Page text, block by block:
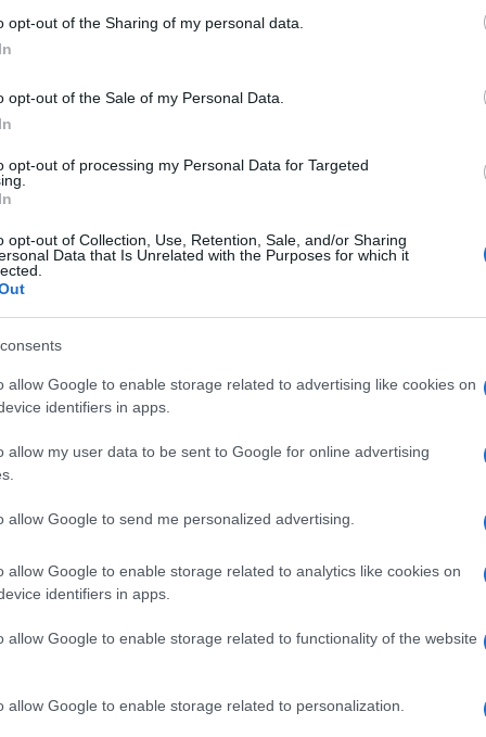
opt-out of the Sharing of my personal data.
opt-out of the Sale of my Personal Data.
opt-out of processing my Personal Data for Targeted
opt-out of Collection, Use, Retention, Sale, and/or Sharing
Data that Is Unrelated with the Purposes for which it
allow Google to enable storage related to advertising like cookies on
identifiers in apps.
allow my user data to be sent to Google for online advertising
allow Google to send me personalized advertising.
allow Google to enable storage related to analytics like cookies on
identifiers in apps.
allow Google to enable storage related to functionality of the website
allow Google to enable storage related to personalization.
πυραύλων
ότι η έκκληση αυτή αποτελεί την
«αδελφικών σχέσεων» με τη Βαγδάτη.
ανοχή απέναντι στις πολιτοφυλακές που
ως εφαλτήριο για την εξυπηρέτηση των
εξαντληθεί.
να αποδείξει αν διαθέτει τον έλεγχο της
στις ένοπλες οργανώσεις να σύρουν
σύρραξη. Η στάση της Βαγδάτης
το Ιράκ θα παραμείνει μέρος της αραβικής
ως δορυφόρος του Ιράν.
1
το